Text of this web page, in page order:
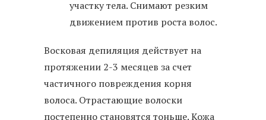
участку тела. Снимают резким
движением против роста волос.
Восковая депиляция действует на
протяжении 2-3 месяцев за счет
частичного повреждения корня
волоса. Отрастающие волоски
постепенно становятся тоньше. Кожа